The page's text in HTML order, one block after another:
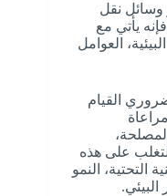
نقل
يأتي مع
العوامل
القيام
على هذه
التحتية، النمو
البيئي.